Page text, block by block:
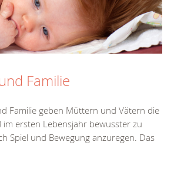
Familie
Familie geben Müttern und Vätern die
im ersten Lebensjahr bewusster zu
Spiel und Bewegung anzuregen. Das